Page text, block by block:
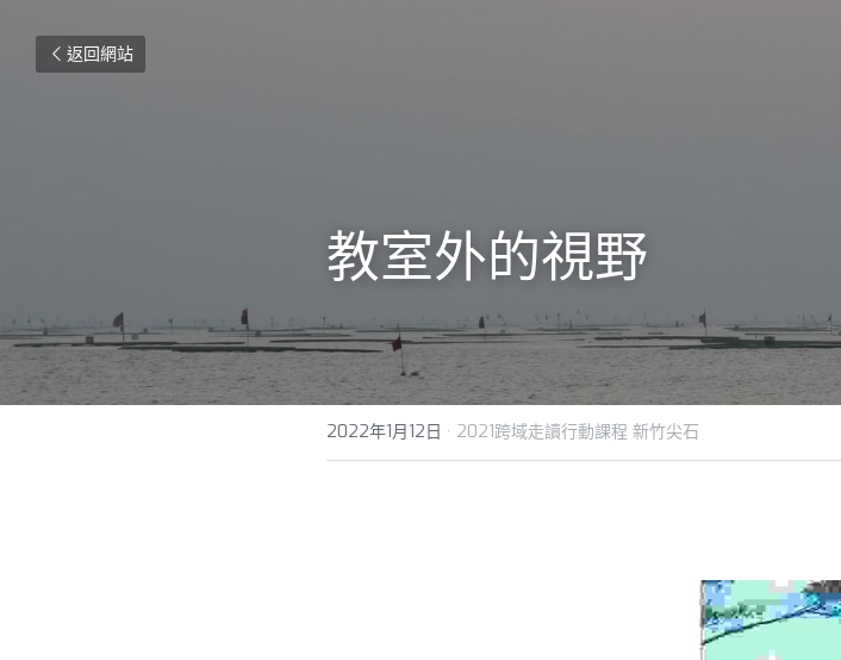
返回網站
教室外的視野
2022年1月12日 · 2021跨域走讀行動課程 新竹尖石